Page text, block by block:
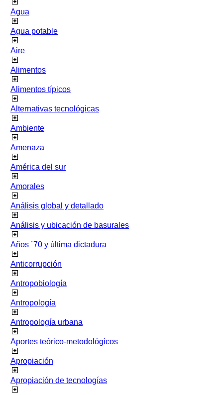
Agua
Agua potable
Aire
Alimentos
Alimentos típicos
Alternativas tecnológicas
Ambiente
Amenaza
América del sur
Amorales
Análisis global y detallado
Análisis y ubicación de basurales
Años ´70 y última dictadura
Anticorrupción
Antropobiología
Antropología
Antropología urbana
Aportes teórico-metodológicos
Apropiación
Apropiación de tecnologías